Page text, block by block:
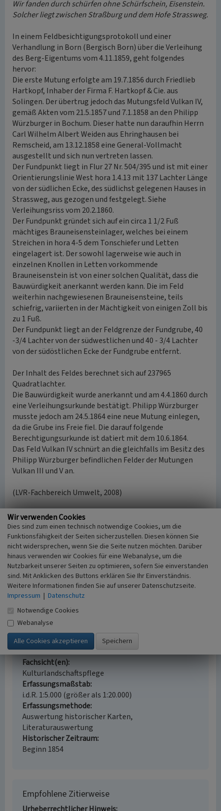
Wir fanden durch schürfen ohne Schürfschein, Eisenstein.
Solcher liegt zwischen Straßburg und dem Hofe Strassweg.
In einem Feldbesichtigungsprotokoll und einer
Verhandlung in Born (Bergisch Born) über die Verleihung
des Berg-Eigentums vom 4.11.1859, geht folgendes
hervor:
Die erste Mutung erfolgte am 19.7.1856 durch Friedlieb
Hartkopf, Inhaber der Firma F. Hartkopf & Cie. aus
Solingen. Der übertrug jedoch das Mutungsfeld Vulkan IV,
gemäß Akten vom 21.5.1857 und 7.1.1858 an den Philipp
Würzburger in Bochum. Dieser hatte nun daraufhin Herrn
Carl Wilhelm Albert Weiden aus Ehringhausen bei
Remscheid, am 13.12.1858 eine General-Vollmacht
ausgestellt und sich nun vertreten lassen.
Der Fundpunkt liegt in Flur 27 Nr. 504/395 und ist mit einer
Orientierungslinie West hora 1.4.13 mit 137 Lachter Länge
von der südlichen Ecke, des südlichst gelegenen Hauses in
Strassweg, aus gezogen und festgelegt. Siehe
Verleihungsriss vom 20.2.1860.
Der Fundpunkt gründet sich auf ein circa 1 1/2 Fuß
mächtiges Brauneisensteinlager, welches bei einem
Streichen in hora 4-5 dem Tonschiefer und Letten
eingelagert ist. Der sowohl lagerweise wie auch in
einzelnen Knollen in Letten vorkommende
Brauneisenstein ist von einer solchen Qualität, dass die
Bauwürdigkeit anerkannt werden kann. Die im Feld
weiterhin nachgewiesenen Brauneisensteine, teils
schiefrig, variierten in der Mächtigkeit von einigen Zoll bis
zu 1 Fuß.
Der Fundpunkt liegt an der Feldgrenze der Fundgrube, 40
-3/4 Lachter von der südwestlichen und 40 - 3/4 Lachter
von der südöstlichen Ecke der Fundgrube entfernt.
Der Inhalt des Feldes berechnet sich auf 237965
Quadratlachter.
Die Bauwürdigkeit wurde anerkannt und am 4.4.1860 durch
eine Verleihungsurkunde bestätigt. Philipp Würzburger
musste jedoch am 24.5.1864 eine neue Mutung einlegen,
da die Grube ins Freie fiel. Die darauf folgende
Berechtigungsurkunde ist datiert mit dem 10.6.1864.
Das Feld Vulkan IV schnürt an die gleichfalls im Besitz des
Philipp Würzburger befindlichen Felder der Mutungen
Vulkan III und V an.
(LVR-Fachbereich Umwelt, 2008)
Literatur
Berg, Siegfried (2007) Heimischer Bergbau (nach
einem bisher unveröffentlichten Manuskript von
Wilhelm Blankertz (1942). (Sonderheft Leiw
Heukeshoven. Bergischer Geschichtsverein,
Abteilung Hückeswagen.) o. O.
Grubenfeld Vulkan IV
Schlagwörter
Grubenfeld
Fachsicht(en)
Kulturlandschaftspflege
Erfassungsmaßstab
i.d.R. 1:5.000 (größer als 1:20.000)
Erfassungsmethode
Auswertung historischer Karten,
Literaturauswertung
Historischer Zeitraum
Beginn 1854
Empfohlene Zitierweise
Wir verwenden Cookies
Dies sind zum einen technisch notwendige Cookies, um die
Funktionsfähigkeit der Seiten sicherzustellen. Diesen können Sie
nicht widersprechen, wenn Sie die Seite nutzen möchten. Darüber
hinaus verwenden wir Cookies für eine Webanalyse, um die
Nutzbarkeit unserer Seiten zu optimieren, sofern Sie einverstanden
sind. Mit Anklicken des Buttons erklären Sie Ihr Einverständnis.
Weitere Informationen finden Sie auf unserer Datenschutzseite.
Impressum | Datenschutz
Notwendige Cookies
Webanalyse